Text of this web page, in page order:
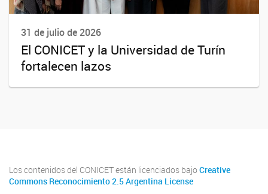
31 de julio de 2026
El CONICET y la Universidad de Turín
fortalecen lazos
Los contenidos del CONICET están licenciados bajo Creative
Commons Reconocimiento 2.5 Argentina License